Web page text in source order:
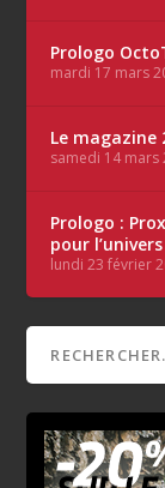
Prologo
mardi 17 mars
Le magazine
samedi 14 mars
Prologo :
pour
lundi 23 février